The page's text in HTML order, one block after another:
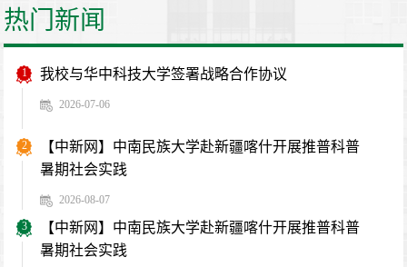
热门新闻
1 我校与华中科技大学签署战略合作协议
2026-07-06
2
【中新网】中南民族大学赴新疆喀什开展推普科普
暑期社会实践
2026-08-07
3
【中新网】中南民族大学赴新疆喀什开展推普科普
暑期社会实践